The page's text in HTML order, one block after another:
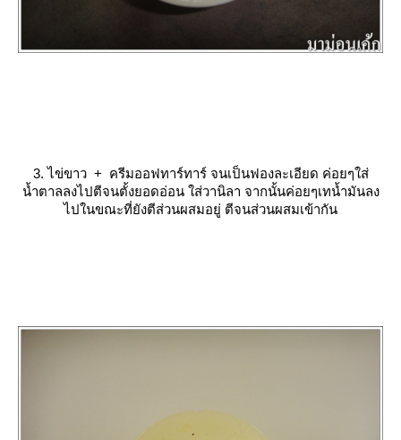
3. ไข่ขาว + ครีมออฟทาร์ทาร์ จนเป็นฟองละเอียด ค่อยๆใส่
น้ำตาลลงไปตีจนตั้งยอดอ่อน ใส่วานิลา จากนั้นค่อยๆเทน้ำมันลง
ไปในขณะที่ยังตีส่วนผสมอยู่ ตีจนส่วนผสมเข้ากัน